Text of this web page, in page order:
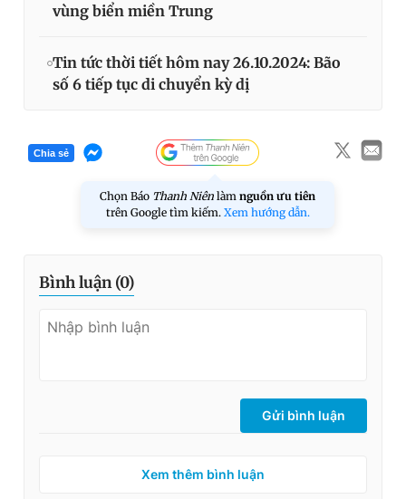
vùng biển miền Trung
Tin tức thời tiết hôm nay 26.10.2024: Bão
số 6 tiếp tục di chuyển kỳ dị
Chia sẻ
Chọn Báo Thanh Niên làm nguồn ưu tiên
trên Google tìm kiếm. Xem hướng dẫn.
Bình luận (0)
Gửi bình luận
Xem thêm bình luận